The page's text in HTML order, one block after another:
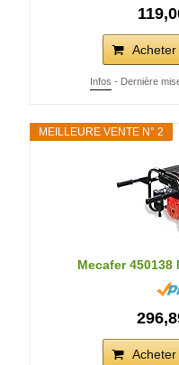
Infos - Dernière
MEILLEURE VENTE N° 2
Mecafer 450138